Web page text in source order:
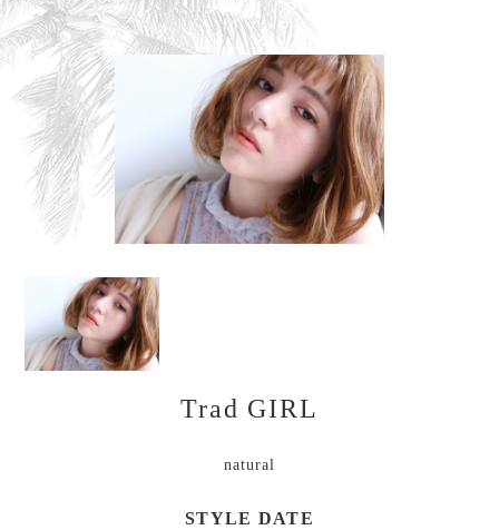
Trad GIRL
natural
STYLE DATE